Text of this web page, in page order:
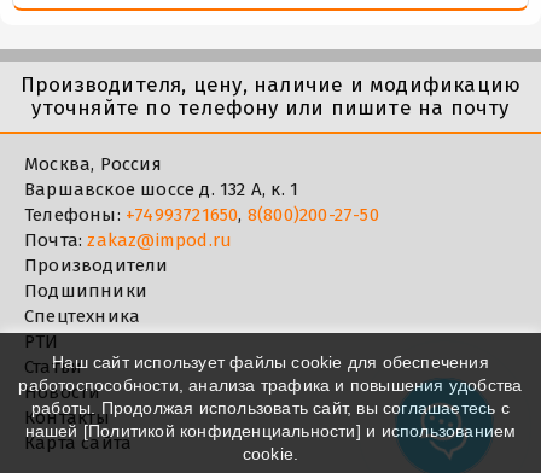
Производителя, цену, наличие и модификацию
уточняйте по телефону или пишите на почту
Москва, Россия
Варшавское шоссе д. 132 А, к. 1
Телефоны: +74993721650, 8(800)200-27-50
Почта:zakaz@impod.ru
Производители
Подшипники
Спецтехника
РТИ
Статьи
Новости
Контакты
Карта сайта
Наш сайт использует файлы cookie для обеспечения
работоспособности, анализа трафика и повышения удобства
работы. Продолжая использовать сайт, вы соглашаетесь с
нашей [Политикой конфиденциальности] и использованием
cookie.